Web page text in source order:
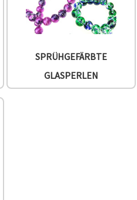
SPRÜHGEFÄRBTE
GLASPERLEN